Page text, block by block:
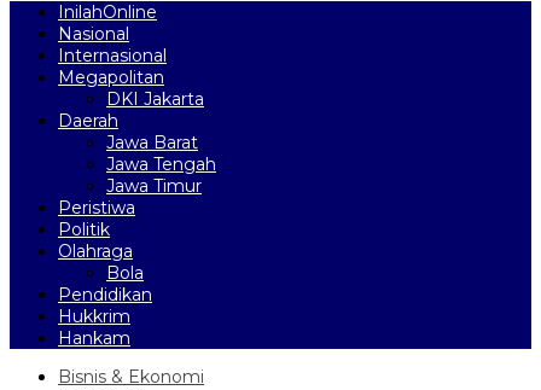
InilahOnline
Nasional
Internasional
Megapolitan
DKI Jakarta
Daerah
Jawa Barat
Jawa Tengah
Jawa Timur
Peristiwa
Politik
Olahraga
Bola
Pendidikan
Hukkrim
Hankam
Bisnis & Ekonomi